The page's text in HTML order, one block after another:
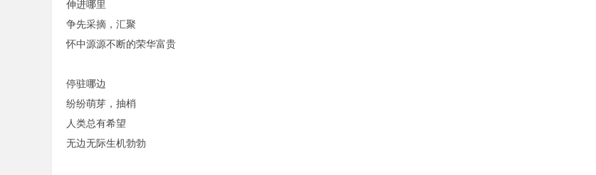
伸进哪里
争先采摘，汇聚
怀中源源不断的荣华富贵
停驻哪边
纷纷萌芽，抽梢
人类总有希望
无边无际生机勃勃